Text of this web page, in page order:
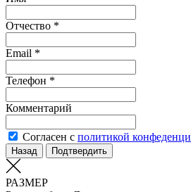
Отчество *
Email *
Телефон *
Комментарий
Согласен с политикой
Назад Подтвердить
РАЗМЕР